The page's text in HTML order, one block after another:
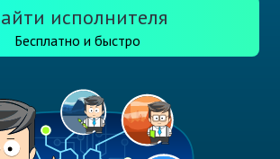
исполнителя
Бесплатно и быстро